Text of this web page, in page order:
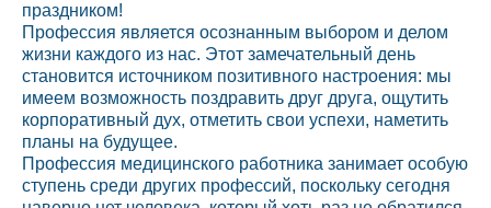
праздником!
Профессия является осознанным выбором и делом
жизни каждого из нас. Этот замечательный день
становится источником позитивного настроения: мы
имеем возможность поздравить друг друга, ощутить
корпоративный дух, отметить свои успехи, наметить
планы на будущее.
Профессия медицинского работника занимает особую
ступень среди других профессий, поскольку сегодня